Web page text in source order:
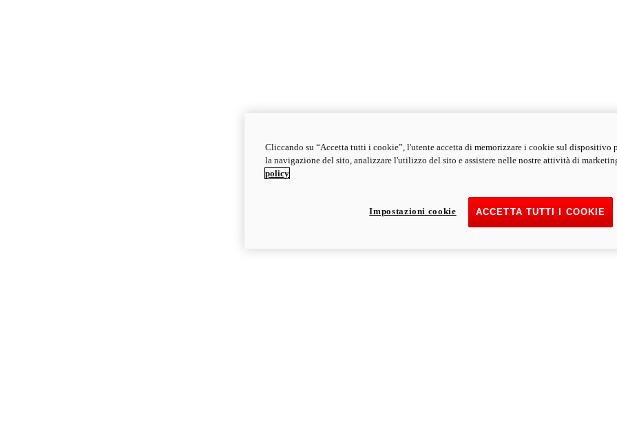
Cliccando su “Accetta tutti i cookie”, l'utente accetta di memorizzare i cookie sul dispositivo
la navigazione del sito, analizzare l'utilizzo del sito e assistere nelle nostre attività di
policy
ACCETTA TUTTI I COOKIE
Impostazioni cookie